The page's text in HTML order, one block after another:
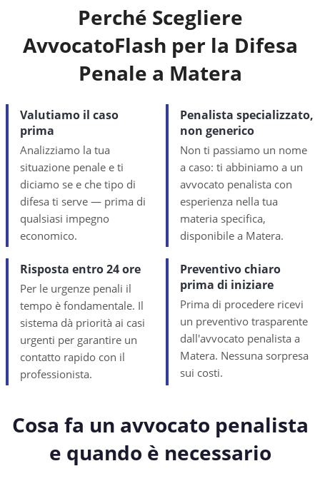
Perché Scegliere
AvvocatoFlash per la Difesa
Penale a Matera
Valutiamo il caso
prima
Analizziamo la tua
situazione penale e ti
diciamo se e che tipo di
difesa ti serve — prima di
qualsiasi impegno
economico.
Penalista specializzato,
non generico
Non ti passiamo un nome
a caso: ti abbiniamo a un
avvocato penalista con
esperienza nella tua
materia specifica,
disponibile a Matera.
Risposta entro 24 ore
Per le urgenze penali il
tempo è fondamentale. Il
sistema dà priorità ai casi
urgenti per garantire un
contatto rapido con il
professionista.
Preventivo chiaro
prima di iniziare
Prima di procedere ricevi
un preventivo trasparente
dall'avvocato penalista a
Matera. Nessuna sorpresa
sui costi.
Cosa fa un avvocato penalista
e quando è necessario